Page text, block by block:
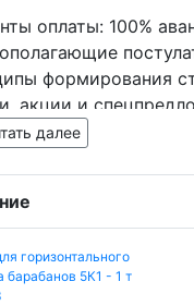
оплаты: 100%
формирования
акции и
далее
горизонтального
барабанов 5К1 - 1 т